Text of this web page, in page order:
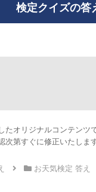
検定クイズの答
オリジナルコンテンツ
第すぐに修正いたします
お天気検定 答え